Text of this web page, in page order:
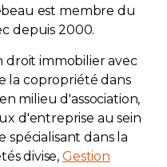
est membre du
depuis 2000.
droit immobilier avec
la copropriété dans
milieu d'association,
d'entreprise au sein
spécialisant dans la
divise,Gestion